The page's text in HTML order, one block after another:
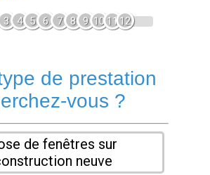
3 4 5 6 7 8 9 1011 12
de prestation
vous ?
de fenêtres sur
neuve